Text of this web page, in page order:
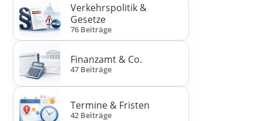
Verkehrspolitik &
Gesetze
76 Beiträge
Finanzamt & Co.
47 Beiträge
Termine & Fristen
42 Beiträge